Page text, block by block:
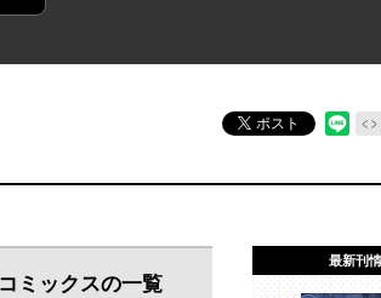
ポスト
コミックスの一覧
最新刊